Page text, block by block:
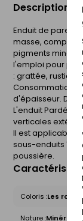
Description
Enduit de
masse,
pigments
l'emploi pour
: grattée,
Consommation :
d'épaisseur.
L'enduit Pardéco
verticales
Il est applicable
sous-enduits
poussière.
Coloris :Les
Nature :Minérale